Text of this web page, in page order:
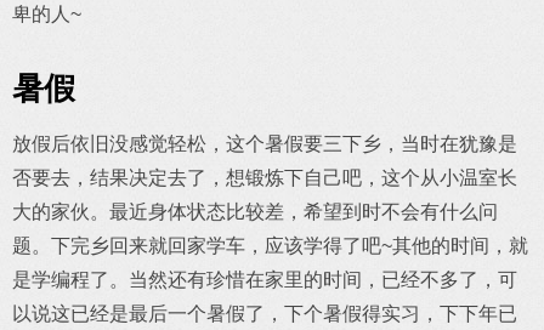
卑的人~
暑假
放假后依旧没感觉轻松，这个暑假要三下乡，当时在犹豫是
否要去，结果决定去了，想锻炼下自己吧，这个从小温室长
大的家伙。最近身体状态比较差，希望到时不会有什么问
题。下完乡回来就回家学车，应该学得了吧~其他的时间，就
是学编程了。当然还有珍惜在家里的时间，已经不多了，可
以说这已经是最后一个暑假了，下个暑假得实习，下下年已